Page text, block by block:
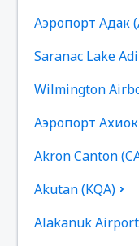
Аэропорт Адак
Saranac Lake
Wilmington
Аэропорт Ахиок
Akron Canton
Akutan (KQA)
Alakanuk Airport